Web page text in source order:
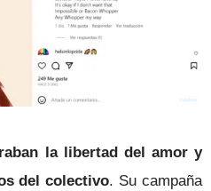
la libertad del amor y
del colectivo. Su campaña